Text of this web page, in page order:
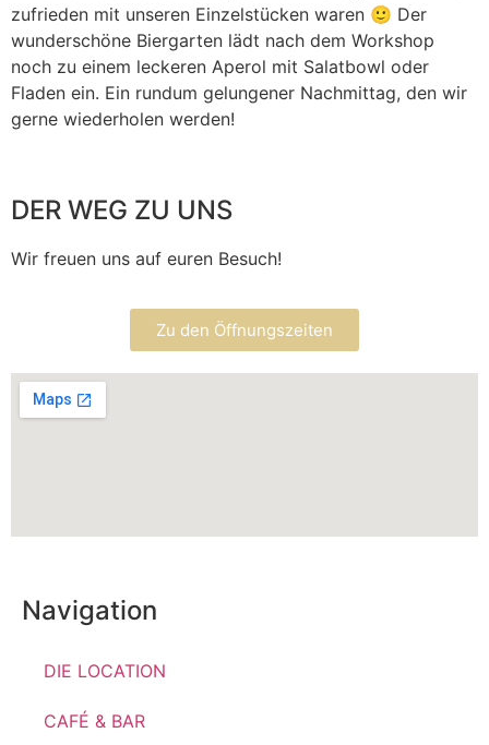
zufrieden mit unseren Einzelstücken waren 🙂 Der
wunderschöne Biergarten lädt nach dem Workshop
noch zu einem leckeren Aperol mit Salatbowl oder
Fladen ein. Ein rundum gelungener Nachmittag, den wir
gerne wiederholen werden!
DER WEG ZU UNS
Wir freuen uns auf euren Besuch!
Zu den Öffnungszeiten
Navigation
DIE LOCATION
CAFÉ & BAR